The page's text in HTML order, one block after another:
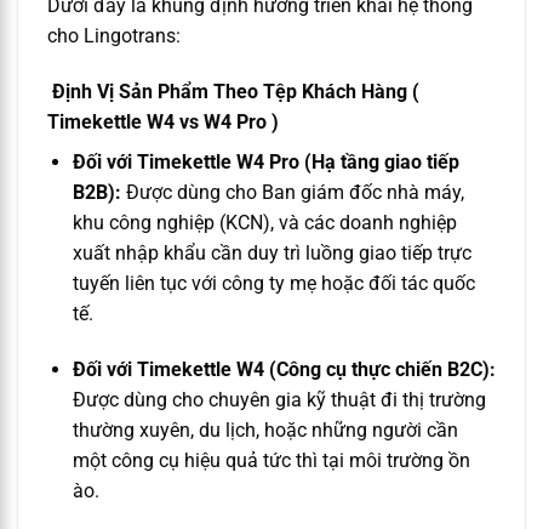
Dưới đây là khung định hướng triển khai hệ thống
cho Lingotrans:
Định Vị Sản Phẩm Theo Tệp Khách Hàng (
Timekettle W4 vs W4 Pro )
Đối với Timekettle W4 Pro (Hạ tầng giao tiếp
B2B): Được dùng cho Ban giám đốc nhà máy,
khu công nghiệp (KCN), và các doanh nghiệp
xuất nhập khẩu cần duy trì luồng giao tiếp trực
tuyến liên tục với công ty mẹ hoặc đối tác quốc
tế.
Đối với Timekettle W4 (Công cụ thực chiến B2C):
Được dùng cho chuyên gia kỹ thuật đi thị trường
thường xuyên, du lịch, hoặc những người cần
một công cụ hiệu quả tức thì tại môi trường ồn
ào.